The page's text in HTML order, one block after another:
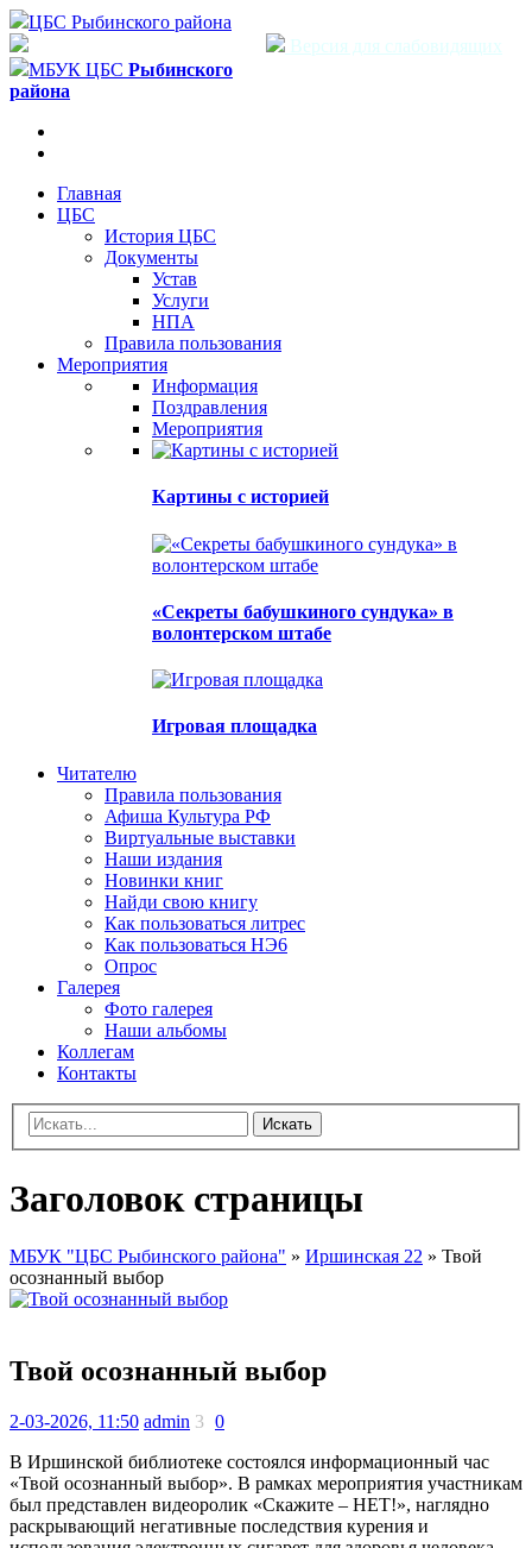
ЦБС Рыбинского района
Версия для слабовидящих
МБУК ЦБС Рыбинского
района
Главная
ЦБС
История ЦБС
Документы
Устав
Услуги
НПА
Правила пользования
Мероприятия
Информация
Поздравления
Мероприятия
Картины с историей
«Секреты бабушкиного сундука» в
волонтерском штабе
Игровая площадка
Читателю
Правила пользования
Афиша Культура РФ
Виртуальные выставки
Наши издания
Новинки книг
Найди свою книгу
Как пользоваться литрес
Как пользоваться НЭ6
Опрос
Галерея
Фото галерея
Наши альбомы
Коллегам
Контакты
Искать
Заголовок страницы
МБУК "ЦБС Рыбинского района" » Иршинская 22 » Твой
осознанный выбор
Твой осознанный выбор
2-03-2026, 11:50 admin 3 0
В Иршинской библиотеке состоялся информационный час
«Твой осознанный выбор». В рамках мероприятия участникам
был представлен видеоролик «Скажите – НЕТ!», наглядно
раскрывающий негативные последствия курения и